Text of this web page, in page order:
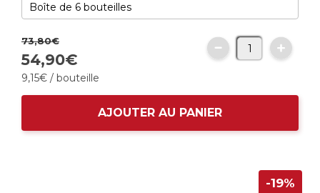
73,80€
54,90€
9,15€ / bouteille
AJOUTER AU PANIER
-19%